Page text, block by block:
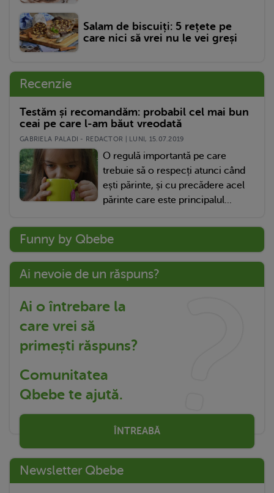
Salam de biscuiți: 5 rețete pe
care nici să vrei nu le vei greși
Recenzie
Testăm și recomandăm: probabil cel mai bun
ceai pe care l-am băut vreodată
GABRIELA PALADI - REDACTOR | LUNI, 15.07.2019
O regulă importantă pe care
trebuie să o respecți atunci când
ești părinte, și cu precădere acel
părinte care este principalul...
Funny by Qbebe
Ai nevoie de un răspuns?
Ai o întrebare la
care vrei să
primești răspuns?
Comunitatea
Qbebe te ajută.
ÎNTREABĂ
Newsletter Qbebe